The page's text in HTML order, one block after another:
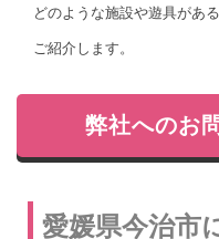
どのような施設や遊具があ
ご紹介します。
弊社へのお
愛媛県今治市